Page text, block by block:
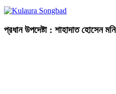
প্রধান উপদেষ্টা : শাহাদাত হোসেন মনি